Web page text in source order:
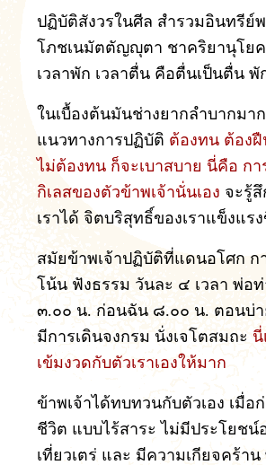
ปฏิบัติสังวรในศีล สำรวมอินทรี
โภชเนมัตตัญญุตา ชาคริยานุโย
เวลาพัก เวลาตื่น คือตื่นเป็นตื่น
ในเบื้องต้นมันช่างยากลำบากม
แนวทางการปฏิบัติ ต้องทน ต้อง
ไม่ต้องทน ก็จะเบาสบาย นี่คือ ก
กิเลสของตัวข้าพเจ้านั่นเอง จะรู้สึ
เราได้ จิตบริสุทธิ์ของเราแข็งแร
สมัยข้าพเจ้าปฏิบัติที่แดนอโศก
โน้น ฟังธรรม วันละ ๔ เวลา พ่อ
๓.๐๐ น. ก่อนฉัน ๘.๐๐ น. ตอนบ่
มีการเดินจงกรม นั่งเจโตสมถะ
เข้มงวดกับตัวเราเองให้มาก
ข้าพเจ้าได้ทบทวนกับตัวเอง เมื่
ชีวิต แบบไร้สาระ ไม่มีประโยชน์
เที่ยวเตร่ และ มีความเกียจคร้า